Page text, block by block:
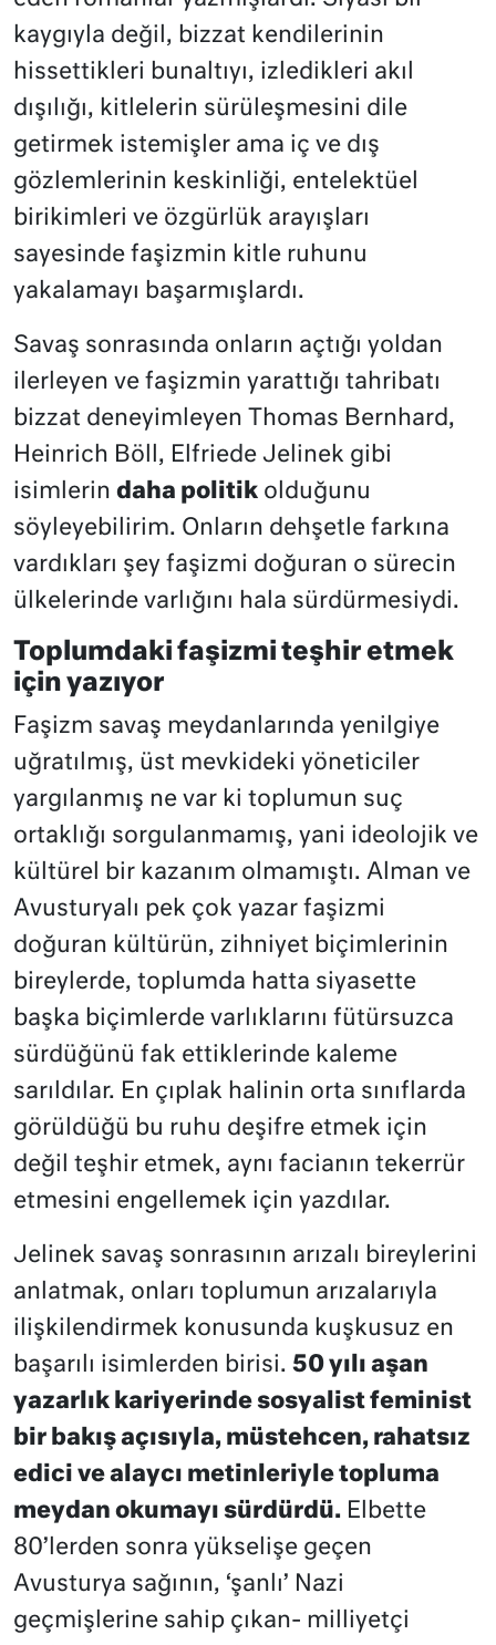
kaygıyla değil, bizzat kendilerinin
hissettikleri bunaltıyı, izledikleri akıl
dışılığı, kitlelerin sürüleşmesini dile
getirmek istemişler ama iç ve dış
gözlemlerinin keskinliği, entelektüel
birikimleri ve özgürlük arayışları
sayesinde faşizmin kitle ruhunu
yakalamayı başarmışlardı.
Savaş sonrasında onların açtığı yoldan
ilerleyen ve faşizmin yarattığı tahribatı
bizzat deneyimleyen Thomas Bernhard,
Heinrich Böll, Elfriede Jelinek gibi
isimlerin daha politik olduğunu
söyleyebilirim. Onların dehşetle farkına
vardıkları şey faşizmi doğuran o sürecin
ülkelerinde varlığını hala sürdürmesiydi.
Toplumdaki faşizmi teşhir etmek
için yazıyor
Faşizm savaş meydanlarında yenilgiye
uğratılmış, üst mevkideki yöneticiler
yargılanmış ne var ki toplumun suç
ortaklığı sorgulanmamış, yani ideolojik ve
kültürel bir kazanım olmamıştı. Alman ve
Avusturyalı pek çok yazar faşizmi
doğuran kültürün, zihniyet biçimlerinin
bireylerde, toplumda hatta siyasette
başka biçimlerde varlıklarını fütürsuzca
sürdüğünü fak ettiklerinde kaleme
sarıldılar. En çıplak halinin orta sınıflarda
görüldüğü bu ruhu deşifre etmek için
değil teşhir etmek, aynı facianın tekerrür
etmesini engellemek için yazdılar.
Jelinek savaş sonrasının arızalı bireylerini
anlatmak, onları toplumun arızalarıyla
ilişkilendirmek konusunda kuşkusuz en
başarılı isimlerden birisi. 50 yılı aşan
yazarlık kariyerinde sosyalist feminist
bir bakış açısıyla, müstehcen, rahatsız
edici ve alaycı metinleriyle topluma
meydan okumayı sürdürdü. Elbette
80’lerden sonra yükselişe geçen
Avusturya sağının, ‘şanlı’ Nazi
geçmişlerine sahip çıkan- milliyetçi